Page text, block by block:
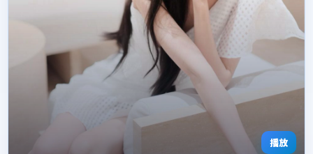
播放